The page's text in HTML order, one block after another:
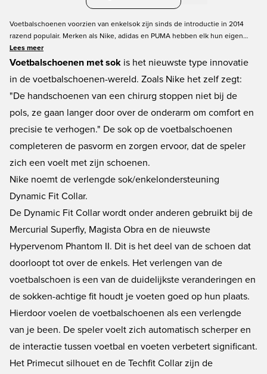
Voetbalschoenen voorzien van enkelsok zijn sinds de introductie in 2014
razend populair. Merken als Nike, adidas en PUMA hebben elk hun eigen
varianten gelanceerd. De sok stelt je in staat om je één te te laten voelen
met de schoen, met een beter comfort en een fijnere fit als resultaat.
aan, in diverse prijscategorieën. Zowel voor volwassenen als voor kinderen.
Lees meer
Voetbalschoenen met sok is het nieuwste type innovatie
in de voetbalschoenen-wereld. Zoals Nike het zelf zegt:
"De handschoenen van een chirurg stoppen niet bij de
pols, ze gaan langer door over de onderarm om comfort en
precisie te verhogen." De sok op de voetbalschoenen
completeren de pasvorm en zorgen ervoor, dat de speler
zich een voelt met zijn schoenen.
Nike noemt de verlengde sok/enkelondersteuning
Dynamic Fit Collar.
De Dynamic Fit Collar wordt onder anderen gebruikt bij de
Mercurial Superfly, Magista Obra en de nieuwste
Hypervenom Phantom II. Dit is het deel van de schoen dat
doorloopt tot over de enkels. Het verlengen van de
voetbalschoen is een van de duidelijkste veranderingen en
de sokken-achtige fit houdt je voeten goed op hun plaats.
Hierdoor voelen de voetbalschoenen als een verlengde
van je been. De speler voelt zich automatisch scherper en
de interactie tussen voetbal en voeten verbetert significant.
Het Primecut silhouet en de Techfit Collar zijn de